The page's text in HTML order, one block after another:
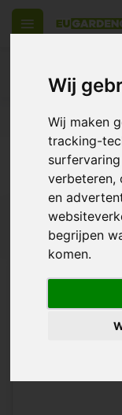
Wij
Wij maken
tracking-
verbeteren,
en
begrijpen
komen.
Europe 14
Products